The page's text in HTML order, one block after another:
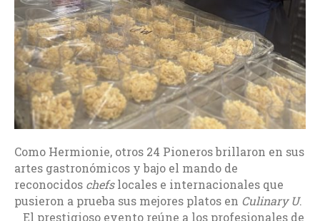
Como Hermionie, otros 24 Pioneros brillaron en sus
artes gastronómicos y bajo el mando de
reconocidos chefslocales e internacionales que
pusieron a prueba sus mejores platos en Culinary U.
El prestigioso evento reúne a los profesionales de